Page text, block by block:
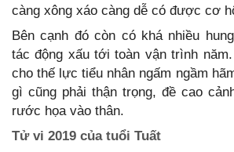
càng xông xáo càng dễ có được cơ
Bên cạnh đó còn có khá nhiều
tác động xấu tới toàn vận trình
cho thế lực tiểu nhân ngấm ngầm
gì cũng phải thận trọng, đề cao
rước họa vào thân.
Tử vi 2019 của tuổi Tuất